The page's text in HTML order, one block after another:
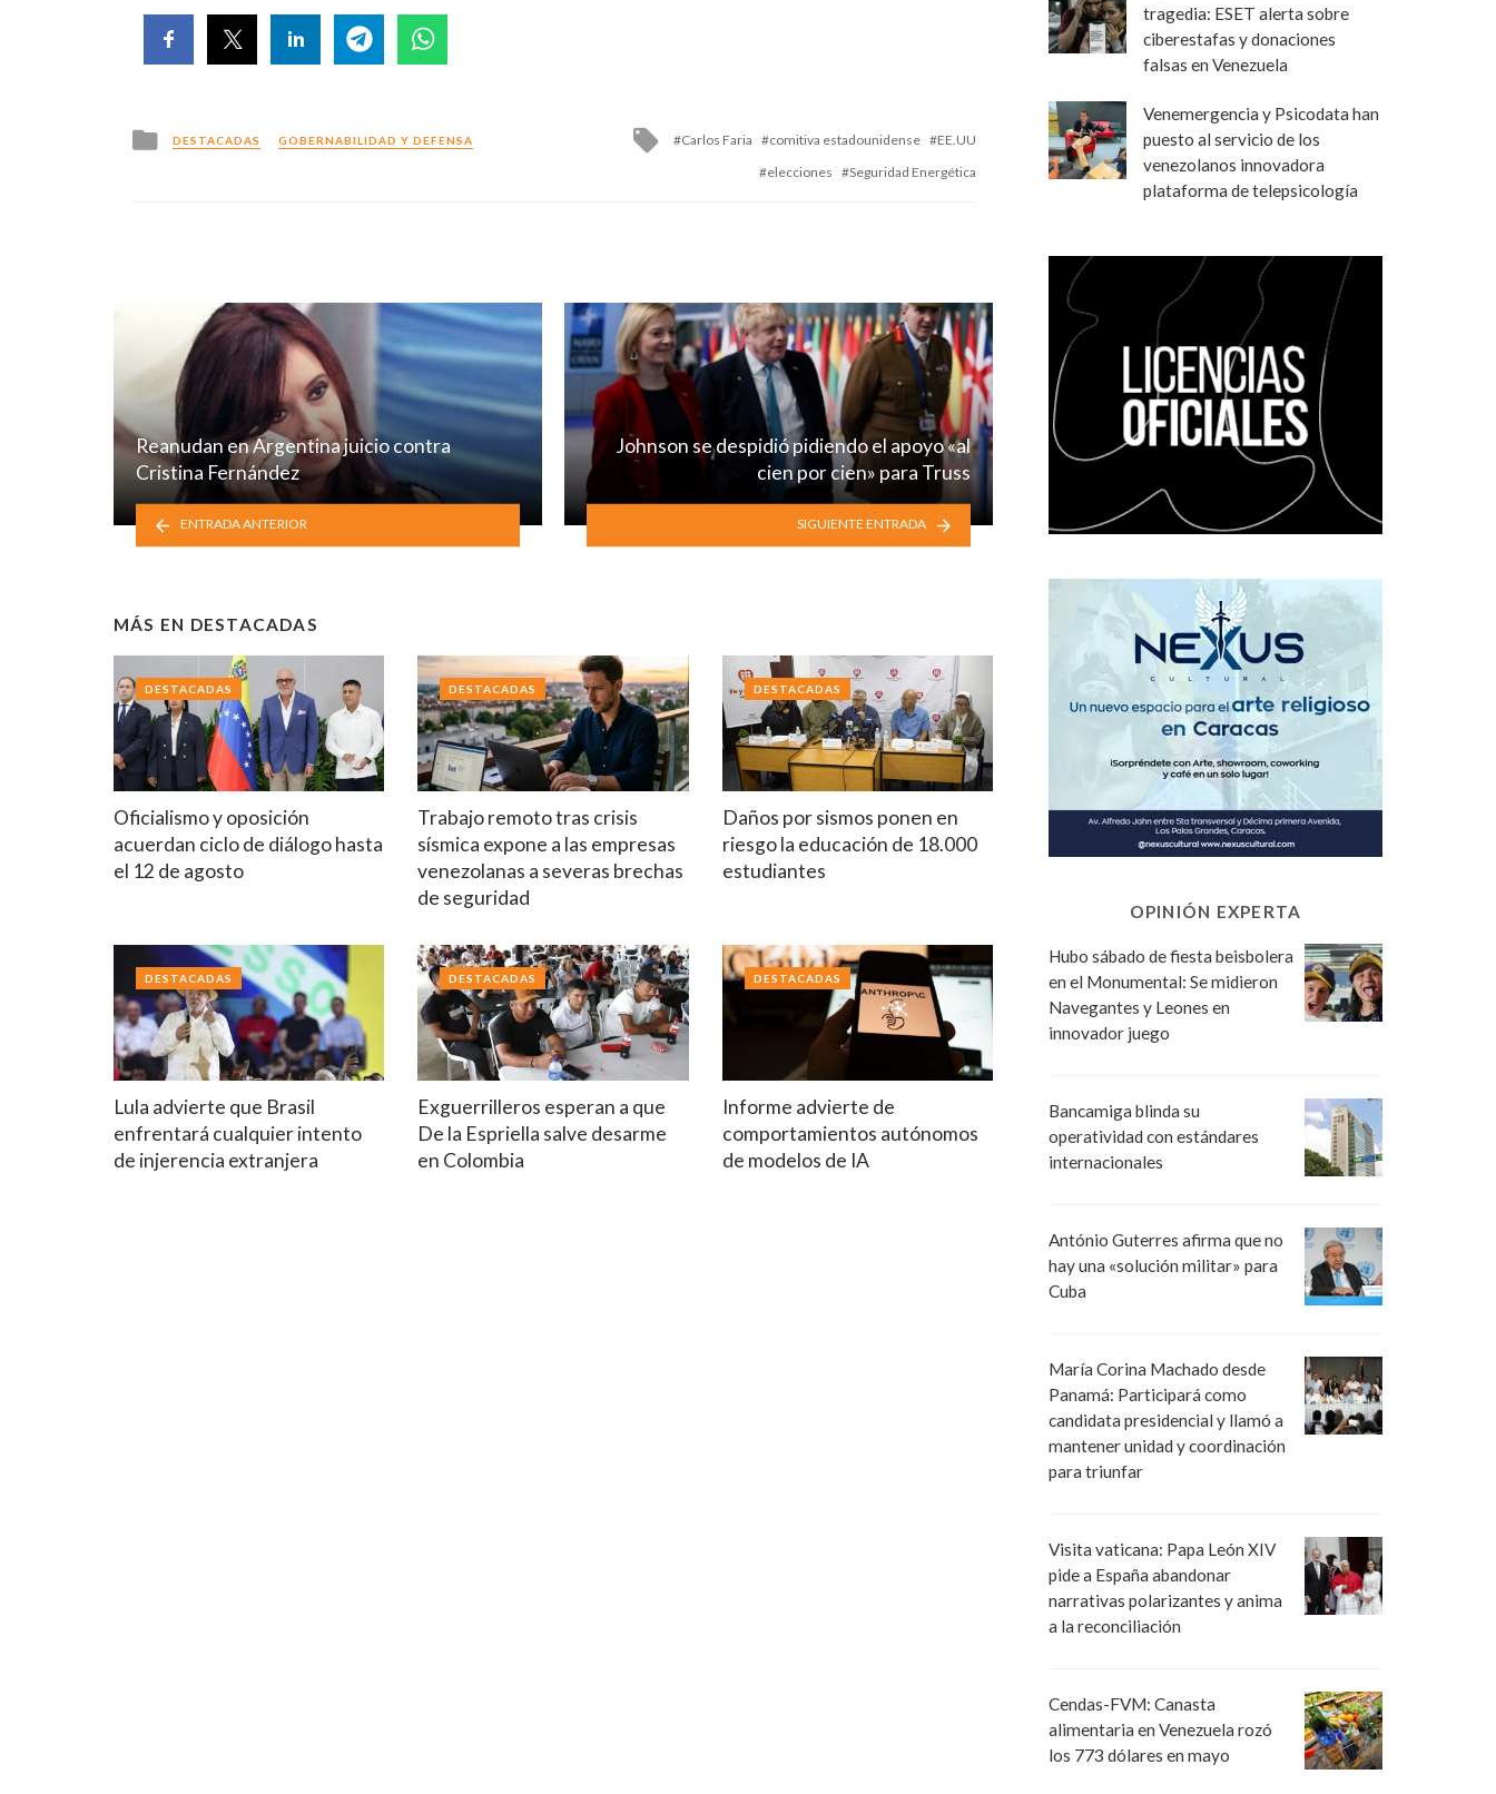
Posted
in
DESTACADAS GOBERNABILIDAD Y DEFENSA
Tagged
with
Carlos Faria comitiva estadounidense
EE.UU
elecciones
Seguridad Energética
Reanudan en Argentina juicio contra
Cristina Fernández
ENTRADA ANTERIOR
Johnson se despidió pidiendo el apoyo «al
cien por cien» para Truss
SIGUIENTE ENTRADA
MÁS EN DESTACADAS
Oficialismo y oposición
acuerdan ciclo de diálogo hasta
el 12 de agosto
DESTACADAS
Trabajo remoto tras crisis
sísmica expone a las empresas
venezolanas a severas brechas
de seguridad
DESTACADAS
Daños por sismos ponen en
riesgo la educación de 18.000
estudiantes
DESTACADAS
Lula advierte que Brasil
enfrentará cualquier intento
de injerencia extranjera
DESTACADAS
Exguerrilleros esperan a que
De la Espriella salve desarme
en Colombia
DESTACADAS
Informe advierte de
comportamientos autónomos
de modelos de IA
DESTACADAS
tragedia: ESET alerta sobre
ciberestafas y donaciones
falsas en Venezuela
Venemergencia y Psicodata han
puesto al servicio de los
venezolanos innovadora
plataforma de telepsicología
OPINIÓN EXPERTA
Hubo sábado de fiesta beisbolera
en el Monumental: Se midieron
Navegantes y Leones en
innovador juego
Bancamiga blinda su
operatividad con estándares
internacionales
António Guterres afirma que no
hay una «solución militar» para
Cuba
María Corina Machado desde
Panamá: Participará como
candidata presidencial y llamó a
mantener unidad y coordinación
para triunfar
Visita vaticana: Papa León XIV
pide a España abandonar
narrativas polarizantes y anima
a la reconciliación
Cendas-FVM: Canasta
alimentaria en Venezuela rozó
los 773 dólares en mayo